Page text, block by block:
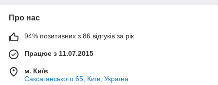
Про нас
94% позитивних з 86 відгуків за рік
Працює з 11.07.2015
м. Київ
Саксаганського 65, Київ, Україна